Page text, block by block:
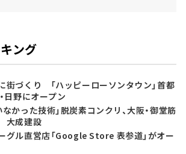
ング
街づくり 「ハッピーローソンタウン」首都
日野にオープン
なかった技術」脱炭素コンクリ、大阪・御堂筋
大成建設
グル直営店「Google Store 表参道」がオー